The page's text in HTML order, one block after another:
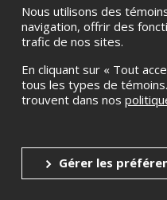
Nous utilisons des
navigation, offrir des
trafic de nos sites.
En cliquant sur « Tout
tous les types de
trouvent dans nos
Gérer les